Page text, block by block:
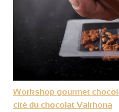
Workshop gourmet
cité du chocolat Valrhona